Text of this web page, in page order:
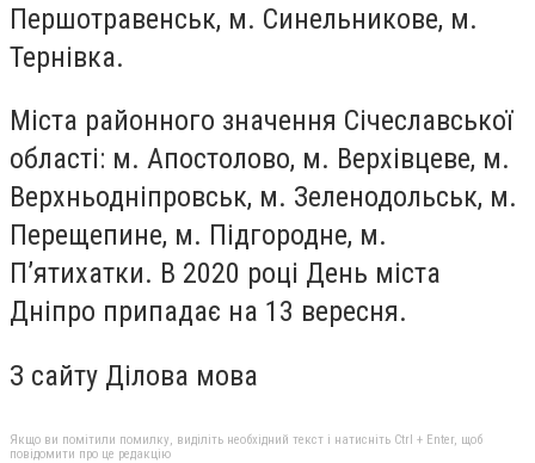
Першотравенськ, м. Синельникове, м.
Тернівка.
Міста районного значення Січеславської
області: м. Апостолово, м. Верхівцеве, м.
Верхньодніпровськ, м. Зеленодольськ, м.
Перещепине, м. Підгородне, м.
П’ятихатки. В 2020 році День міста
Дніпро припадає на 13 вересня.
З сайту Ділова мова
Якщо ви помітили помилку, виділіть необхідний текст і натисніть Ctrl + Enter, щоб
повідомити про це редакцію